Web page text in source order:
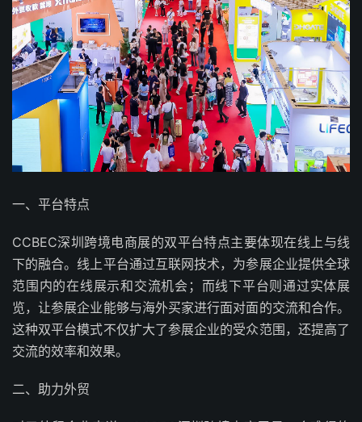
一、平台特点
CCBEC深圳跨境电商展的双平台特点主要体现在线上与线
下的融合。线上平台通过互联网技术，为参展企业提供全球
范围内的在线展示和交流机会；而线下平台则通过实体展
览，让参展企业能够与海外买家进行面对面的交流和合作。
这种双平台模式不仅扩大了参展企业的受众范围，还提高了
交流的效率和效果。
二、助力外贸